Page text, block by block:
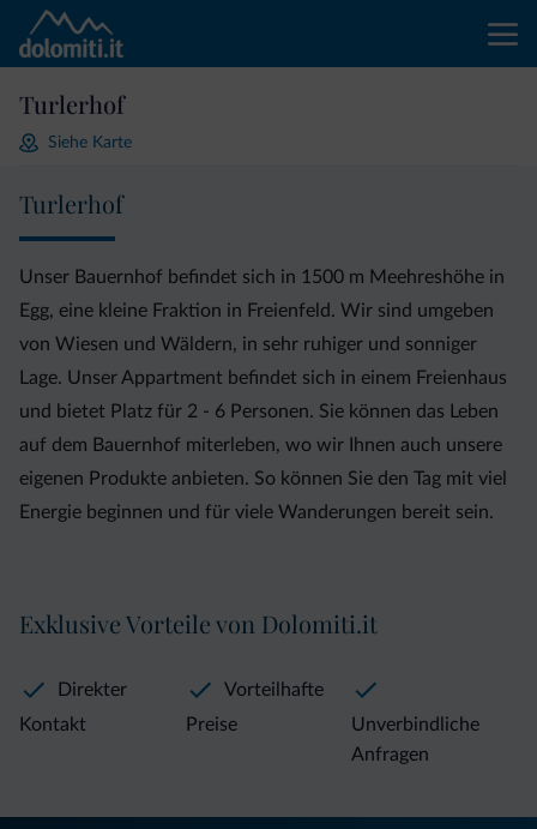
Turlerhof
Siehe Karte
Turlerhof
Unser Bauernhof befindet sich in 1500 m Meehreshöhe in
Egg, eine kleine Fraktion in Freienfeld. Wir sind umgeben
von Wiesen und Wäldern, in sehr ruhiger und sonniger
Lage. Unser Appartment befindet sich in einem Freienhaus
und bietet Platz für 2 - 6 Personen. Sie können das Leben
auf dem Bauernhof miterleben, wo wir Ihnen auch unsere
eigenen Produkte anbieten. So können Sie den Tag mit viel
Energie beginnen und für viele Wanderungen bereit sein.
Exklusive Vorteile von Dolomiti.it
Direkter
Kontakt
Vorteilhafte
Preise
Unverbindliche
Anfragen